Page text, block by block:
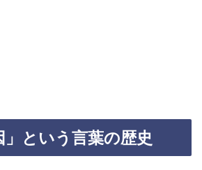
」という言葉の歴史